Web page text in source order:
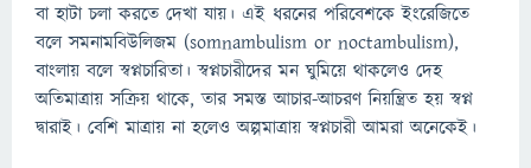
বা হাটা চলা করতে দেখা যায়। এই ধরনের পরিবেশকে ইংরেজিতে
বলে সমনামবিউলিজম (somnambulism or noctambulism),
বাংলায় বলে স্বপ্নচারিতা। স্বপ্নচারীদের মন ঘুমিয়ে থাকলেও দেহ
অতিমাত্রায় সক্রিয় থাকে, তার সমস্ত আচার-আচরণ নিয়ন্ত্রিত হয় স্বপ্ন
দ্বারাই। বেশি মাত্রায় না হলেও অল্পমাত্রায় স্বপ্নচারী আমরা অনেকেই।